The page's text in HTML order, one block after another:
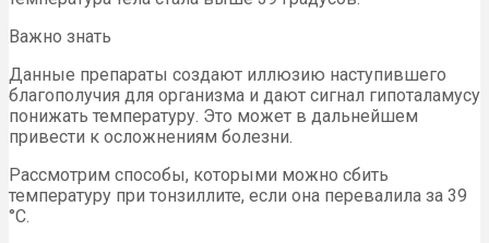
Важно знать
Данные препараты создают иллюзию наступившего
благополучия для организма и дают сигнал гипоталамусу
понижать температуру. Это может в дальнейшем
привести к осложнениям болезни.
Рассмотрим способы, которыми можно сбить
температуру при тонзиллите, если она перевалила за 39
°С.